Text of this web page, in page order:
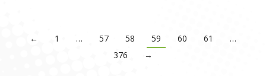
← 1 … 57 58 59 60 61
…
376
→